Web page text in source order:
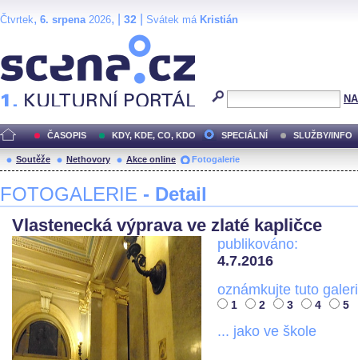
Čtvrtek, 6. srpena2026, | 32 Svátek má Kristián
ČASOPIS KDY, KDE, CO, KDO SPECIÁLNÍ SLUŽBY/INFO
Soutěže Nethovory Akce online Fotogalerie
FOTOGALERIE - Detail
Vlastenecká výprava ve zlaté kapličce
publikováno:
4.7.2016
oznámkujte tuto
1 2 3 4 5
... jako ve škole